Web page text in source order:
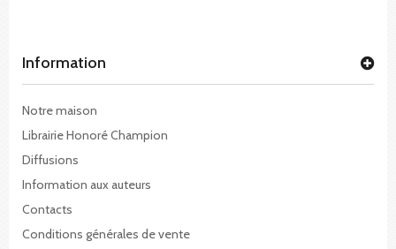
Information
Notre maison
Librairie Honoré Champion
Diffusions
Information aux auteurs
Contacts
Conditions générales de vente